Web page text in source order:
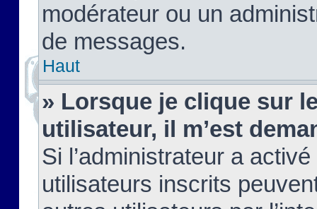
modérateur ou un
de messages.
Haut
» Lorsque je clique sur
utilisateur, il m’est
Si l’administrateur a
utilisateurs inscrits